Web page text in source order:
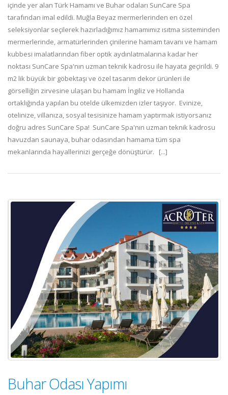
içinde yer alan Türk Hamamı ve Buhar odaları SunCare Spa
tarafından imal edildi. Muğla Beyaz mermerlerinden en özel
seleksiyonlar seçilerek hazırladığımız hamamımız ısıtma sisteminden
mermerlerinde, armatürlerinden çinilerine hamam tavanı ve hamam
kubbesi imalatlarından fiber optik aydınlatmalarına kadar her
noktası SunCare Spa'nın uzman teknik kadrosu ile hayata geçirildi. 9
m2 lik büyük bir göbektaşı ve özel tasarım dekor ürünleri ile
görselliğin zirvesine ulaşan bu hamam İngiliz ve Hollanda
ortaklığında yapılan bu otelde ülkemizden izler taşıyor. Evinize,
otelinize, villanıza, sosyal tesisinize hamam yaptırmak istiyorsanız
doğru adres SunCare Spa! SunCare Spa'nın uzman teknik kadrosu
havuzdan saunaya, buhar odasından hamama tüm spa
mekanlarında hayallerinizi gerçeğe dönüştürür. [...]
Buhar Odası Yapımı